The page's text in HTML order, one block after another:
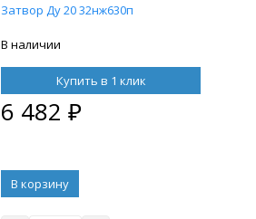
Затвор Ду 20 32нж630п
В наличии
Купить в 1 клик
6 482 ₽
В корзину